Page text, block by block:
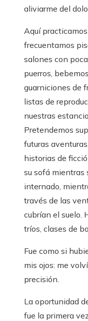
aliviarme del
Aquí
frecuentamos
salones con
puerros,
guarniciones de
listas de
nuestras
Pretendemos
futuras
historias de
su sofá mientras
internado,
través de las
cubrían el suelo.
tríos, clases de
Fue como si
mis ojos: me
precisión.
La oportunidad
fue la primera